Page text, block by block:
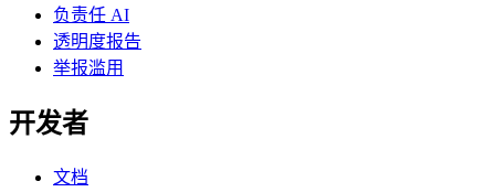
负责任 AI
透明度报告
举报滥用
开发者
文档